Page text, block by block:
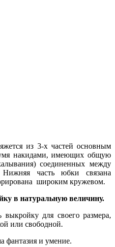
из 3-х частей основным
накидами, имеющих общую
соединенных между
часть юбки связана
широким кружевом.
в натуральную величину.
для своего размера,
или свободной.
фантазия и умение.